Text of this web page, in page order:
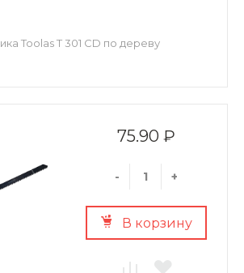
Toolas T 301 CD по дереву
75.90 ₽
- +
В корзину